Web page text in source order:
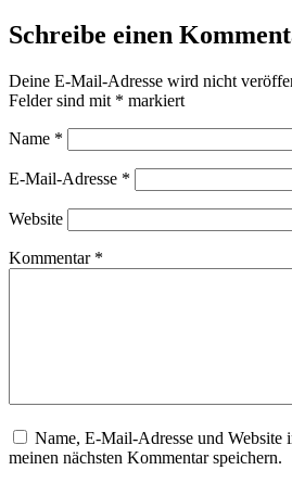
Schreibe einen
Deine E-Mail-Adresse wird nicht
Felder sind mit * markiert
Name *
E-Mail-Adresse *
Website
Kommentar *
Name, E-Mail-Adresse und Website
meinen nächsten Kommentar speichern.